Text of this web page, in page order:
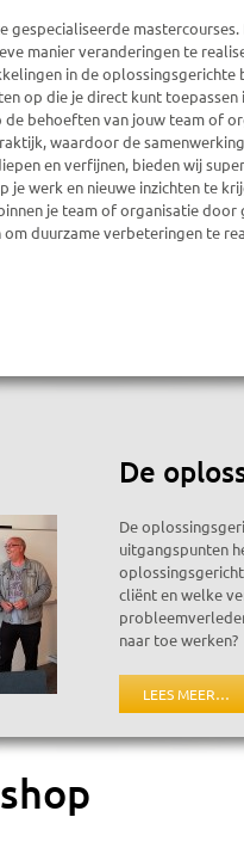
gespecialiseerde
manier veranderingen te
in de oplossingsgerichte
op die je direct kunt toepassen
behoeften van jouw team of
waardoor de
en verfijnen, bieden wij
werk en nieuwe inzichten te
je team of organisatie door
duurzame verbeteringen te
De
De
uitgangspunten
cliënt en welke
naar toe werken?
LEES MEER…